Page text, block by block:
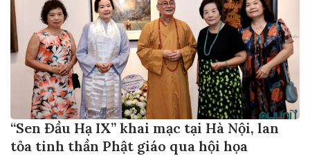
“Sen Đầu Hạ IX” khai mạc tại Hà Nội, lan
tỏa tinh thần Phật giáo qua hội họa